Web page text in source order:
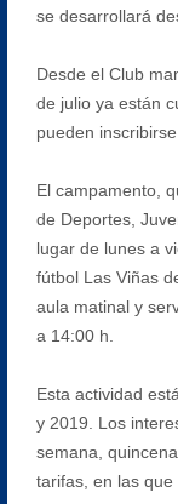
se desarrollará
Desde el Club
de julio ya están
pueden
El campamento,
de Deportes,
lugar de lunes a
fútbol Las Viñas
aula matinal y
a 14:00 h.
Esta actividad
y 2019. Los
semana,
tarifas, en las